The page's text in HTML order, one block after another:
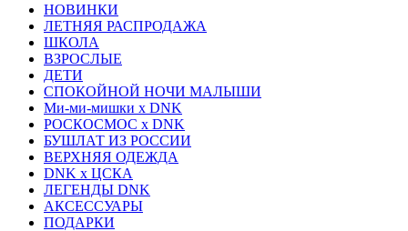
НОВИНКИ
ЛЕТНЯЯ РАСПРОДАЖА
ШКОЛА
ВЗРОСЛЫЕ
ДЕТИ
СПОКОЙНОЙ НОЧИ МАЛЫШИ
Ми-ми-мишки x DNK
РОСКОСМОС x DNK
БУШЛАТ ИЗ РОССИИ
ВЕРХНЯЯ ОДЕЖДА
DNK x ЦСКА
ЛЕГЕНДЫ DNK
АКСЕССУАРЫ
ПОДАРКИ